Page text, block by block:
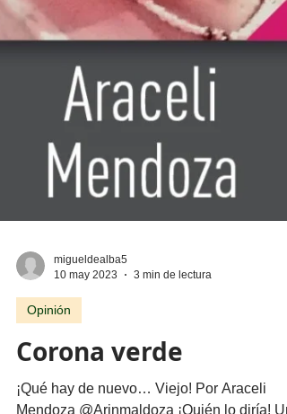
migueldealba5
10 may 2023
3 min de lectura
Opinión